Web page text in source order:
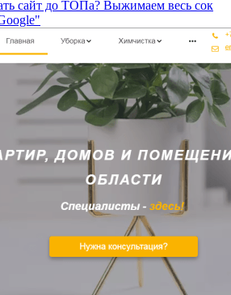
сайт до ТОПа? Выжимаем весь сок